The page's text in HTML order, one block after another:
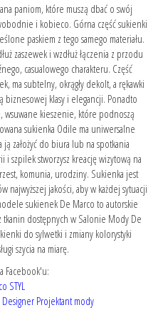
paniom, które muszą dbać o swój
i kobieco. Górna część sukienki
paskiem z tego samego materiału.
zaszewek i wzdłuż łączenia z przodu
casualowego charakteru. Część
ma subtelny, okrągły dekolt, a rękawki
biznesowej klasy i elegancji. Ponadto
wsuwane kieszenie, które podnoszą
sukienka Odile ma uniwersalne
założyć do biura lub na spotkania
szpilek stworzysz kreację wizytową na
komunia, urodziny. Sukienka jest
najwyższej jakości, aby w każdej sytuacji
sukienek De Marco to autorskie
tkanin dostępnych w Salonie Mody De
do sylwetki i zmiany kolorystyki
szycia na miarę.
Facebook'u:
STYL
Designer Projektant mody